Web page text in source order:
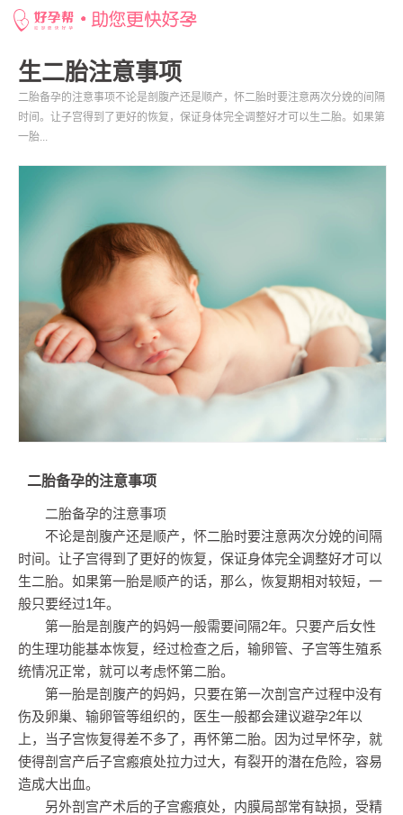
网站首页 > 好孕百科 > 生二胎注意事项
生二胎注意事项
二胎备孕的注意事项不论是剖腹产还是顺产，怀二胎时要注意两次分娩的间隔
时间。让子宫得到了更好的恢复，保证身体完全调整好才可以生二胎。如果第
一胎...
二胎备孕的注意事项
二胎备孕的注意事项
不论是剖腹产还是顺产，怀二胎时要注意两次分娩的间隔
时间。让子宫得到了更好的恢复，保证身体完全调整好才可以
生二胎。如果第一胎是顺产的话，那么，恢复期相对较短，一
般只要经过1年。
第一胎是剖腹产的妈妈一般需要间隔2年。只要产后女性
的生理功能基本恢复，经过检查之后，输卵管、子宫等生殖系
统情况正常，就可以考虑怀第二胎。
第一胎是剖腹产的妈妈，只要在第一次剖宫产过程中没有
伤及卵巢、输卵管等组织的，医生一般都会建议避孕2年以
上，当子宫恢复得差不多了，再怀第二胎。因为过早怀孕，就
使得剖宫产后子宫瘢痕处拉力过大，有裂开的潜在危险，容易
造成大出血。
另外剖宫产术后的子宫瘢痕处，内膜局部常有缺损，受精